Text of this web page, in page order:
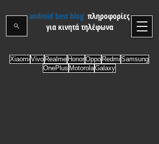
android best blog πληροφορίες
για κινητά τηλέφωνα
Xiaomi Vivo Realme HonorOppo Redmi Samsung
OnePlus MotorolaGalaxy